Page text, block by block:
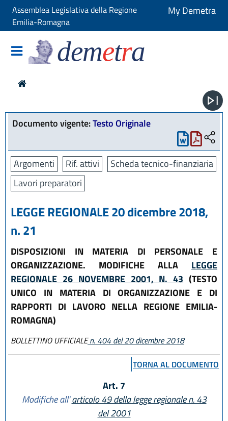
Assemblea Legislativa della Regione
Emilia-Romagna
My Demetra
demetra
Documento vigente:Testo Originale
Argomenti Rif. attivi
Scheda tecnico-finanziaria
Lavori preparatori
LEGGE REGIONALE 20 dicembre 2018,
n. 21
DISPOSIZIONI IN MATERIA DI PERSONALE E
ORGANIZZAZIONE. MODIFICHE ALLA LEGGE
REGIONALE 26 NOVEMBRE 2001, N. 43 (TESTO
UNICO IN MATERIA DI ORGANIZZAZIONE E DI
RAPPORTI DI LAVORO NELLA REGIONE EMILIA-
ROMAGNA)
BOLLETTINO UFFICIALEn. 404 del 20 dicembre 2018
TORNA AL DOCUMENTO
Art. 7
Modifiche all'articolo 49 della legge regionale n. 43
del 2001